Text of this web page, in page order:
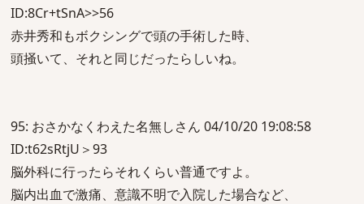
ID:8Cr+tSnA>>56
赤井秀和もボクシングで頭の手術した時、
頭掻いて、それと同じだったらしいね。
95: おさかなくわえた名無しさん 04/10/20 19:08:58
ID:t62sRtjU＞93
脳外科に行ったらそれくらい普通ですよ。
脳内出血で激痛、意識不明で入院した場合など、